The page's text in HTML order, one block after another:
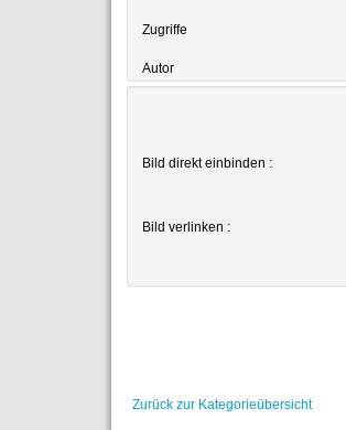
Zugriffe
Autor
Bild direkt einbinden :
Bild verlinken :
Zurück zur Kategorieübersicht